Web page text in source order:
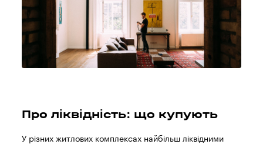
Про ліквідність: що купують
У різних житлових комплексах найбільш ліквідними